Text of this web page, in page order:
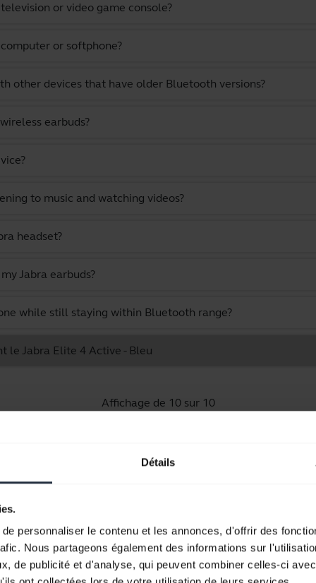
Détails
personnaliser le contenu et les annonces, d'offrir des
Nous partageons également des informations sur
de publicité et d'analyse, qui peuvent combiner celles-ci
or video game console?
or softphone?
other devices that have older Bluetooth versions?
earbuds?
to music and watching videos?
headset?
Jabra earbuds?
while still staying within Bluetooth range?
le Jabra Elite 4 Active - Bleu
Affichage de 10 sur 10
Guide de démarrage rapide
Multilingue